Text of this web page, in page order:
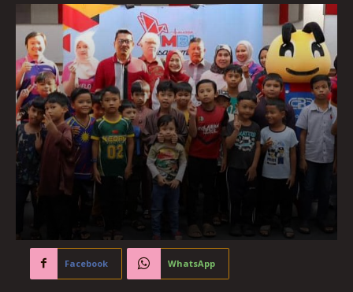
Facebook WhatsApp